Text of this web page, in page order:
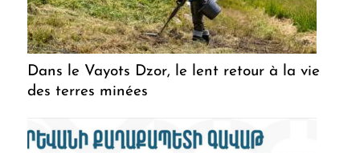
Dans le Vayots Dzor, le lent retour à la vie
des terres minées